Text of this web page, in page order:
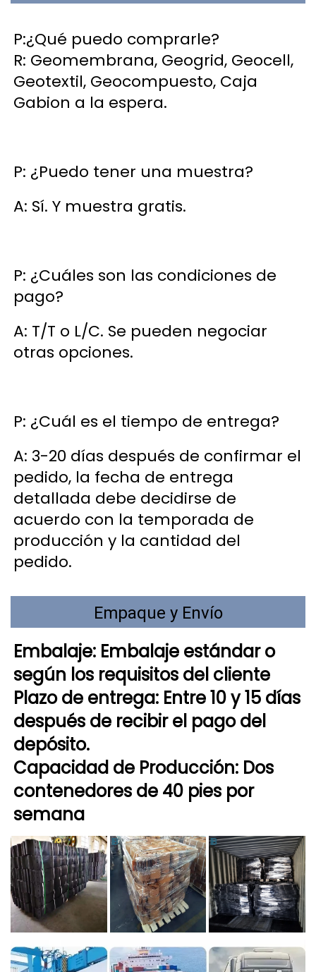
P:¿Qué puedo comprarle?
R: Geomembrana, Geogrid, Geocell,
Geotextil, Geocompuesto, Caja
Gabion a la espera.
P: ¿Puedo tener una muestra?
A: Sí. Y muestra gratis.
P: ¿Cuáles son las condiciones de
pago?
A: T/T o L/C. Se pueden negociar
otras opciones.
P: ¿Cuál es el tiempo de entrega?
A: 3-20 días después de confirmar el
pedido, la fecha de entrega
detallada debe decidirse de
acuerdo con la temporada de
producción y la cantidad del
pedido.
Empaque y Envío
Embalaje: Embalaje estándar o
según los requisitos del cliente
Plazo de entrega: Entre 10 y 15 días
después de recibir el pago del
depósito.
Capacidad de Producción: Dos
contenedores de 40 pies por
semana